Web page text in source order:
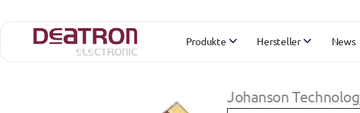
Johanson
Produkte Hersteller News